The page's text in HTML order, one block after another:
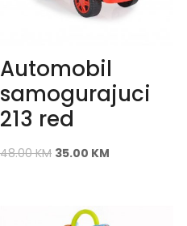
Automobil
samogurajuci
213 red
48.00KM 35.00 KM